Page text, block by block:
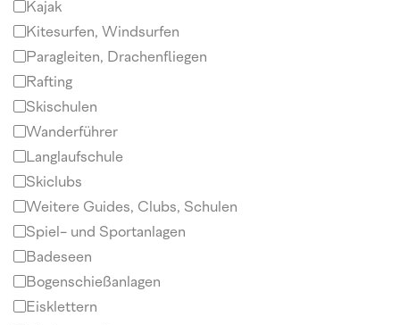
Kajak
Kitesurfen, Windsurfen
Paragleiten, Drachenfliegen
Rafting
Skischulen
Wanderführer
Langlaufschule
Skiclubs
Weitere Guides, Clubs, Schulen
Spiel- und Sportanlagen
Badeseen
Bogenschießanlagen
Eisklettern